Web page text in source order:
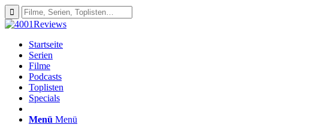
Startseite
Serien
Filme
Podcasts
Toplisten
Specials
Menü Menü